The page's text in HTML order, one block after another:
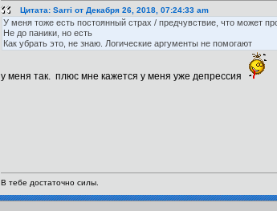
Цитата: Sarri от Декабря 26, 2018, 07:24:33 am
У меня тоже есть постоянный страх / предчувствие, что может
Не до паники, но есть
Как убрать это, не знаю. Логические аргументы не помогают
у меня так. плюс мне кажется у меня уже депрессия
В тебе достаточно силы.